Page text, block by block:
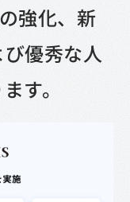
強化、新
優秀な人
す。